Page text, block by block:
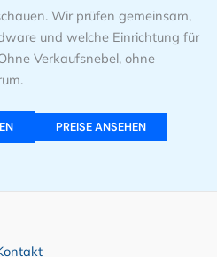
Wir prüfen gemeinsam,
und welche Einrichtung für
Verkaufsnebel, ohne
PREISE ANSEHEN